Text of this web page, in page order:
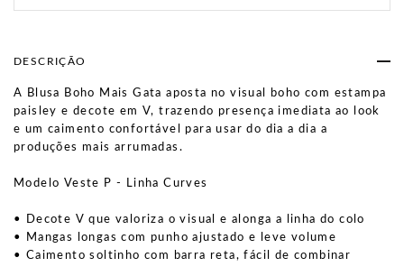
DESCRIÇÃO
A Blusa Boho Mais Gata aposta no visual boho com estampa
paisley e decote em V, trazendo presença imediata ao look
e um caimento confortável para usar do dia a dia a
produções mais arrumadas.
Modelo Veste P - Linha Curves
• Decote V que valoriza o visual e alonga a linha do colo
• Mangas longas com punho ajustado e leve volume
• Caimento soltinho com barra reta, fácil de combinar